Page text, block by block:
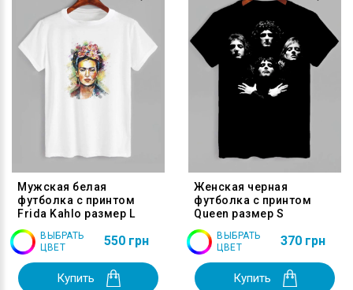
Мужская белая
футболка с принтом
Frida Kahlo размер L
ВЫБРАТЬ
ЦВЕТ
550 грн
Купить
Женская черная
футболка с принтом
Queen размер S
ВЫБРАТЬ
ЦВЕТ
370 грн
Купить